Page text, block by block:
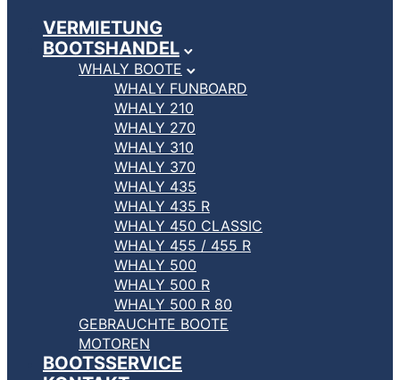
VERMIETUNG
BOOTSHANDEL
WHALY BOOTE
WHALY FUNBOARD
WHALY 210
WHALY 270
WHALY 310
WHALY 370
WHALY 435
WHALY 435 R
WHALY 450 CLASSIC
WHALY 455 / 455 R
WHALY 500
WHALY 500 R
WHALY 500 R 80
GEBRAUCHTE BOOTE
MOTOREN
BOOTSSERVICE